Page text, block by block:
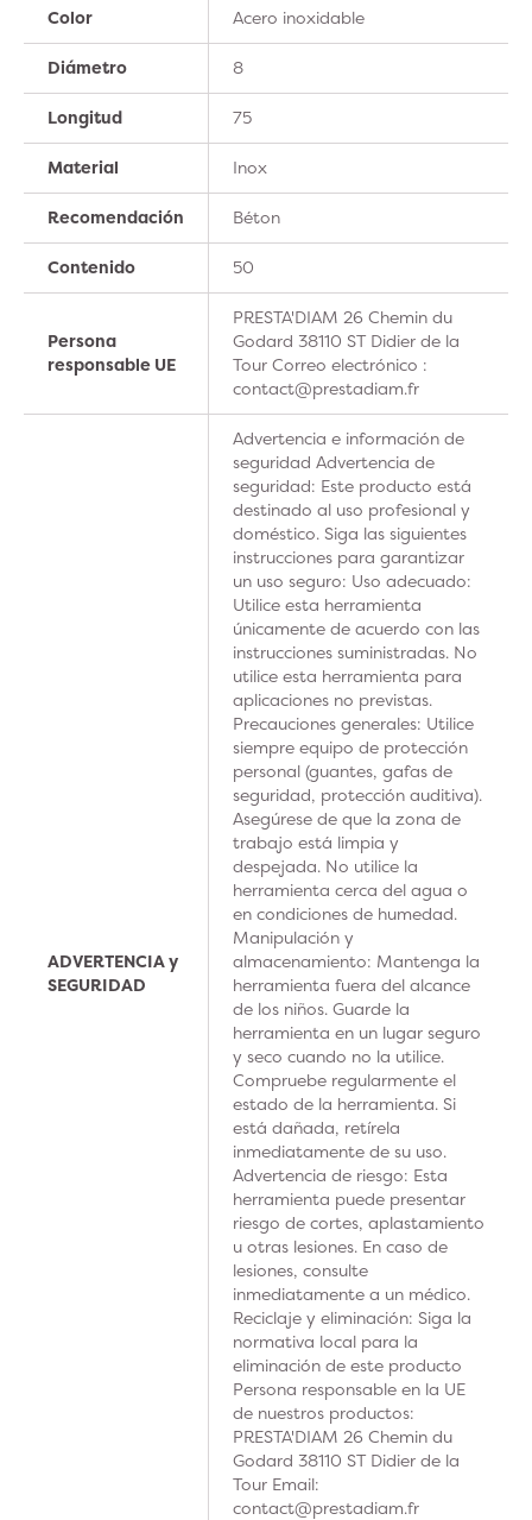
Color Acero inoxidable
Diámetro 8
Longitud 75
Material Inox
Recomendación Béton
Contenido 50
Persona
responsable UE
PRESTA'DIAM 26 Chemin du
Godard 38110 ST Didier de la
Tour Correo electrónico :
contact@prestadiam.fr
ADVERTENCIA y
SEGURIDAD
Advertencia e información de
seguridad Advertencia de
seguridad: Este producto está
destinado al uso profesional y
doméstico. Siga las siguientes
instrucciones para garantizar
un uso seguro: Uso adecuado:
Utilice esta herramienta
únicamente de acuerdo con las
instrucciones suministradas. No
utilice esta herramienta para
aplicaciones no previstas.
Precauciones generales: Utilice
siempre equipo de protección
personal (guantes, gafas de
seguridad, protección auditiva).
Asegúrese de que la zona de
trabajo está limpia y
despejada. No utilice la
herramienta cerca del agua o
en condiciones de humedad.
Manipulación y
almacenamiento: Mantenga la
herramienta fuera del alcance
de los niños. Guarde la
herramienta en un lugar seguro
y seco cuando no la utilice.
Compruebe regularmente el
estado de la herramienta. Si
está dañada, retírela
inmediatamente de su uso.
Advertencia de riesgo: Esta
herramienta puede presentar
riesgo de cortes, aplastamiento
u otras lesiones. En caso de
lesiones, consulte
inmediatamente a un médico.
Reciclaje y eliminación: Siga la
normativa local para la
eliminación de este producto
Persona responsable en la UE
de nuestros productos:
PRESTA'DIAM 26 Chemin du
Godard 38110 ST Didier de la
Tour Email:
contact@prestadiam.fr